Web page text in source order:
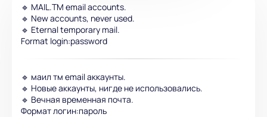
🔹 MAIL.TM email accounts.
🔹 New accounts, never used.
🔹 Eternal temporary mail.
Format login:password
🔹 маил тм email аккаунты.
🔹 Новые аккаунты, нигде не использовались.
🔹 Вечная временная почта.
Формат логин:пароль